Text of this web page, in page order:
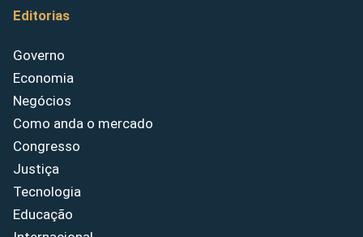
Editorias
Governo
Economia
Negócios
Como anda o mercado
Congresso
Justiça
Tecnologia
Educação